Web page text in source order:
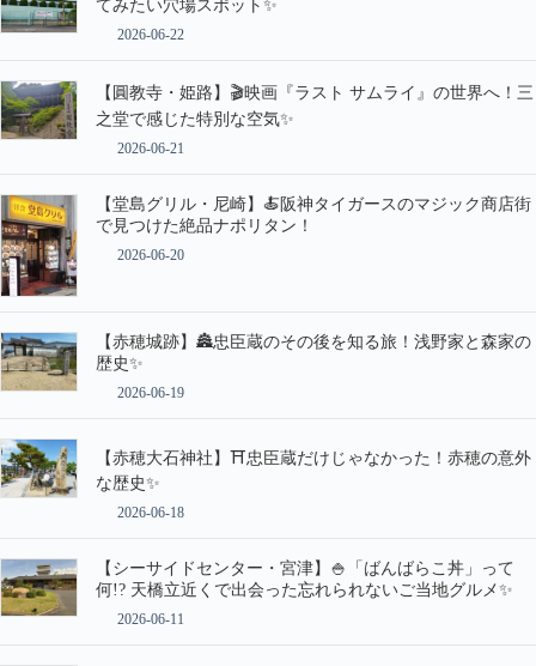
てみたい穴場スポット✨
2026-06-22
【圓教寺・姫路】🎬映画『ラスト サムライ』の世界へ！三
之堂で感じた特別な空気✨
2026-06-21
【堂島グリル・尼崎】🍝阪神タイガースのマジック商店街
で見つけた絶品ナポリタン！
2026-06-20
【赤穂城跡】🏯忠臣蔵のその後を知る旅！浅野家と森家の
歴史✨
2026-06-19
【赤穂大石神社】⛩️忠臣蔵だけじゃなかった！赤穂の意外
な歴史✨
2026-06-18
【シーサイドセンター・宮津】🍚「ばんばらこ丼」って
何!? 天橋立近くで出会った忘れられないご当地グルメ✨
2026-06-11